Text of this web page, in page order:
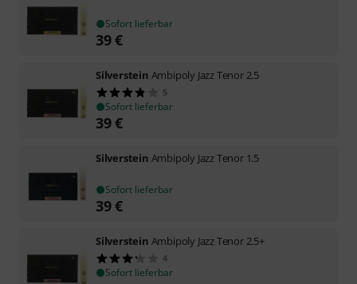
Sofort lieferbar
39€
Silverstein Ambipoly Jazz Tenor 2.5
5
Sofort lieferbar
39€
Silverstein Ambipoly Jazz Tenor 1.5
Sofort lieferbar
39€
Silverstein Ambipoly Jazz Tenor 2.5+
4
Sofort lieferbar